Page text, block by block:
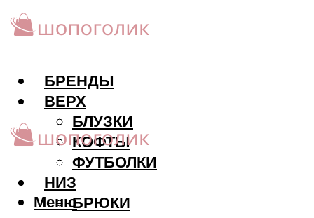
БРЕНДЫ
ВЕРХ
БЛУЗКИ
КОФТЫ
ФУТБОЛКИ
НИЗ
БРЮКИ
Меню